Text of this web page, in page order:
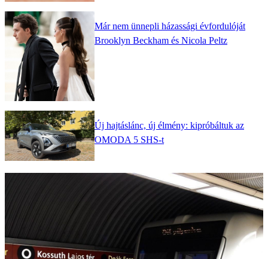
Már nem ünnepli házassági évfordulóját
Brooklyn Beckham és Nicola Peltz
Új hajtáslánc, új élmény: kipróbáltuk az
OMODA 5 SHS-t